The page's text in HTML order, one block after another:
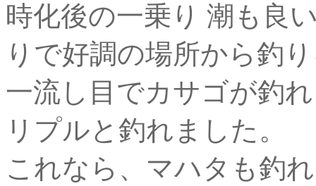
時化後の一乗り 潮も良
りで好調の場所から釣
一流し目でカサゴが釣
リプルと釣れました。
これなら、マハタも釣